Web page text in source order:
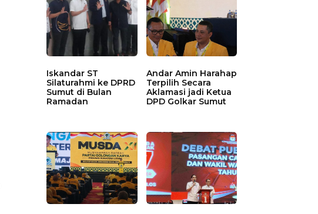
Iskandar ST
Silaturahmi ke DPRD
Sumut di Bulan
Ramadan
Andar Amin Harahap
Terpilih Secara
Aklamasi jadi Ketua
DPD Golkar Sumut